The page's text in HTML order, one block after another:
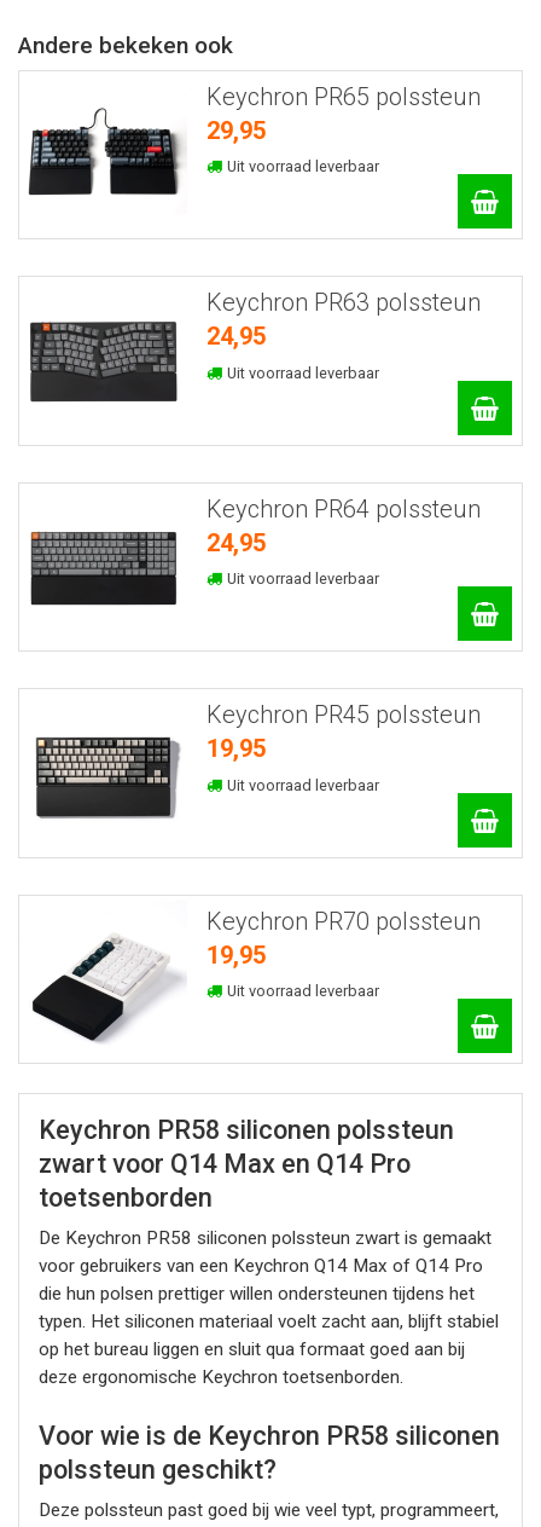
Andere bekeken ook
Keychron PR65 polssteun
29,95
Uit voorraad leverbaar
Keychron PR63 polssteun
24,95
Uit voorraad leverbaar
Keychron PR64 polssteun
24,95
Uit voorraad leverbaar
Keychron PR45 polssteun
19,95
Uit voorraad leverbaar
Keychron PR70 polssteun
19,95
Uit voorraad leverbaar
Keychron PR58 siliconen polssteun
zwart voor Q14 Max en Q14 Pro
toetsenborden
De Keychron PR58 siliconen polssteun zwart is gemaakt
voor gebruikers van een Keychron Q14 Max of Q14 Pro
die hun polsen prettiger willen ondersteunen tijdens het
typen. Het siliconen materiaal voelt zacht aan, blijft stabiel
op het bureau liggen en sluit qua formaat goed aan bij
deze ergonomische Keychron toetsenborden.
Voor wie is de Keychron PR58 siliconen
polssteun geschikt?
Deze polssteun past goed bij wie veel typt, programmeert,